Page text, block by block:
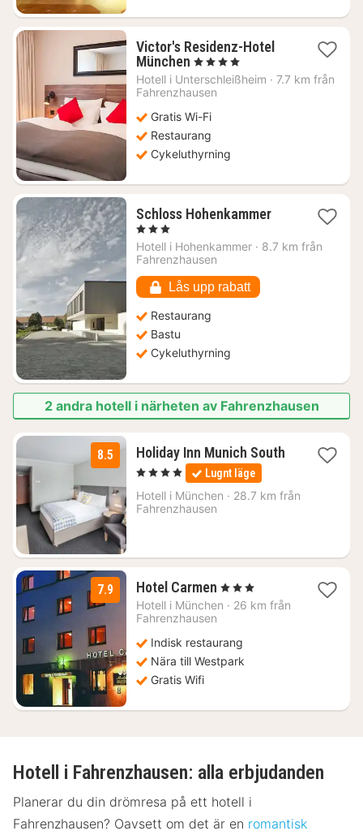
Victor's Residenz-Hotel
München 1
natt
från
kr.
, 4 Stjärnor
Hotell i Unterschleißheim · 7.7 km från
Fahrenzhausen
Gratis Wi-Fi
Restaurang
Cykeluthyrning
Schloss Hohenkammer1
från
, 3 Stjärnor
Hotell i Hohenkammer · 8.7 km från
Fahrenzhausen
Lås upp rabatt
Restaurang
Bastu
Cykeluthyrning
2 andra hotell i närheten av Fahrenzhausen
8.5 Holiday Inn Munich South2
916
, 4 Stjärnor Lugnt läge
Hotell i München · 28.7 km från
Fahrenzhausen
7.9 Hotel Carmen 3
nätter
kr.
, 3 Stjärnor
Hotell i München · 26 km från
Fahrenzhausen
Indisk restaurang
Nära till Westpark
Gratis Wifi
Hotell i Fahrenzhausen: alla erbjudanden
Planerar du din drömresa på ett hotell i
Fahrenzhausen? Oavsett om det är en romantisk